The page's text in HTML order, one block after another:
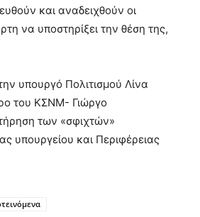
και αναδειχθούν οι
να υποστηρίξει την θέση της,
υπουργό Πολιτισμού Λίνα
του ΚΣΝΜ- Γιώργο
των «σφιχτών»
υπουργείου και Περιφέρειας